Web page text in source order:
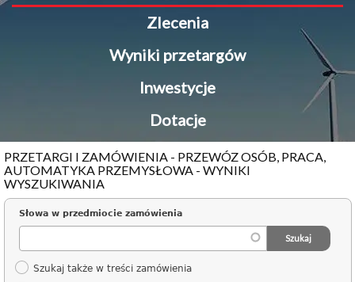
Zlecenia
Wyniki przetargów
Inwestycje
Dotacje
PRZETARGI I ZAMÓWIENIA - PRZEWÓZ OSÓB, PRACA,
AUTOMATYKA PRZEMYSŁOWA - WYNIKI
WYSZUKIWANIA
Słowa w przedmiocie zamówienia
Szukaj także w treści zamówienia